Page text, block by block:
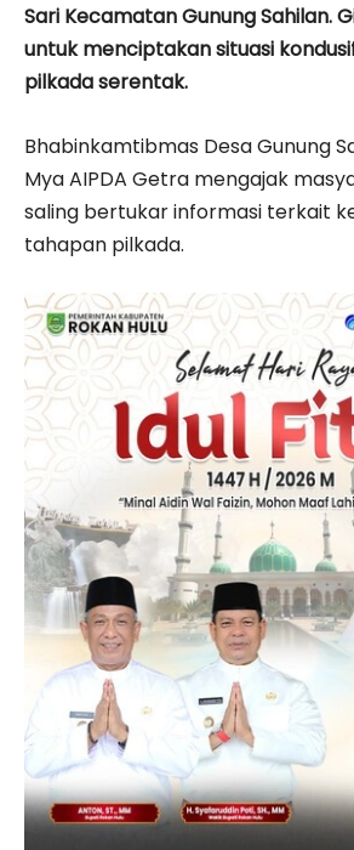
Sari Kecamatan Gunung Sahilan.
untuk menciptakan situasi
pilkada serentak.
Bhabinkamtibmas Desa Gunung
Mya AIPDA Getra mengajak
saling bertukar informasi terkait
tahapan pilkada.